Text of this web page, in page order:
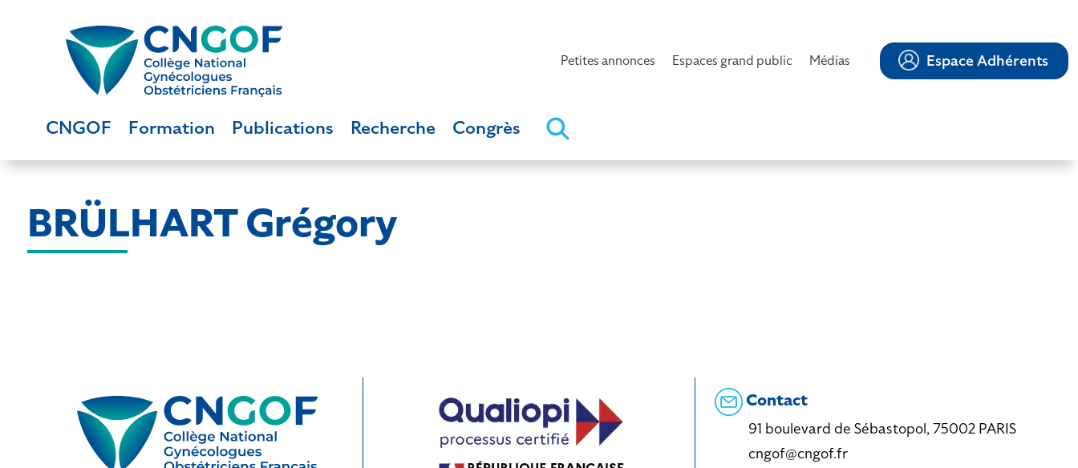
Petites annonces Espaces grand public Médias Espace Adhérents
CNGOF Formation Publications Recherche Congrès
BRÜLHART Grégory
Contact
91 boulevard de Sébastopol, 75002 PARIS
cngof@cngof.fr